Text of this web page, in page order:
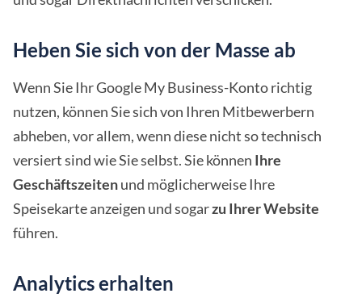
Heben Sie sich von der Masse ab
Wenn Sie Ihr Google My Business-Konto richtig
nutzen, können Sie sich von Ihren Mitbewerbern
abheben, vor allem, wenn diese nicht so technisch
versiert sind wie Sie selbst. Sie können Ihre
Geschäftszeitenund möglicherweise Ihre
Speisekarte anzeigen und sogarzu Ihrer Website
führen.
Analytics erhalten